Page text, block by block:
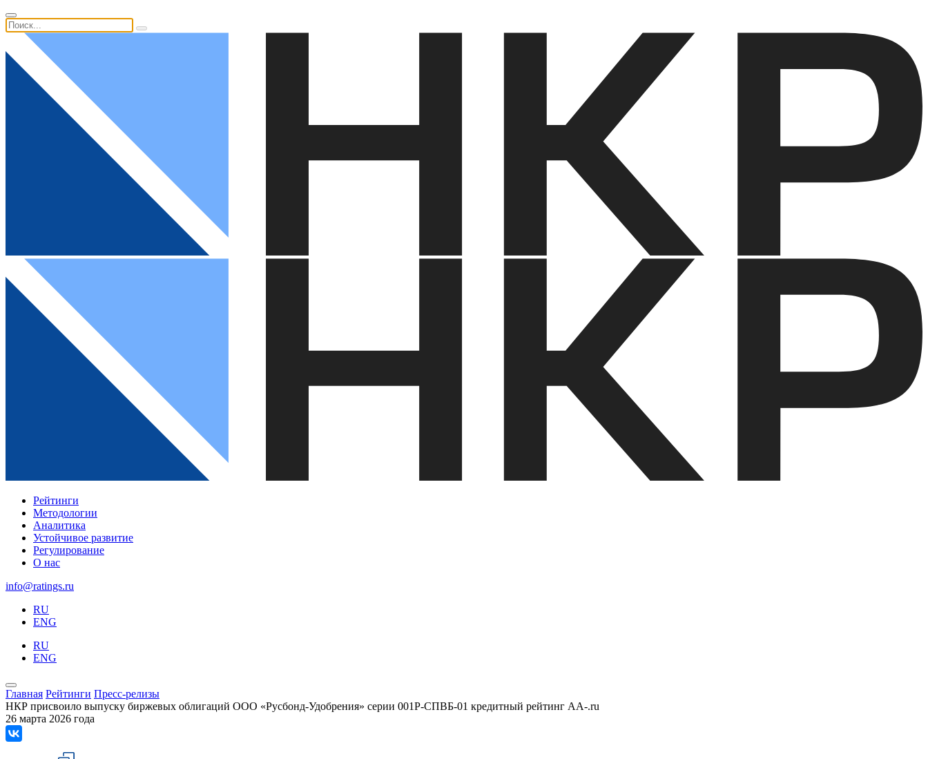
Рейтинги
Методологии
Аналитика
Устойчивое развитие
Регулирование
О нас
info@ratings.ru
RU
ENG
RU
ENG
Главная Рейтинги Пресс-релизы
НКР присвоило выпуску биржевых облигаций ООО «Русбонд-Удобрения» серии 001Р-СПВБ-01 кредитный рейтинг AA-.ru
26 марта 2026 года